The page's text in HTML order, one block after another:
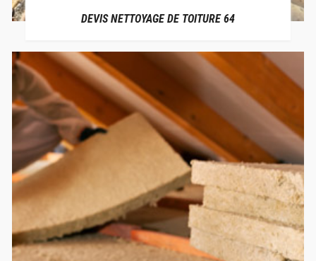
DEVIS NETTOYAGE DE TOITURE 64